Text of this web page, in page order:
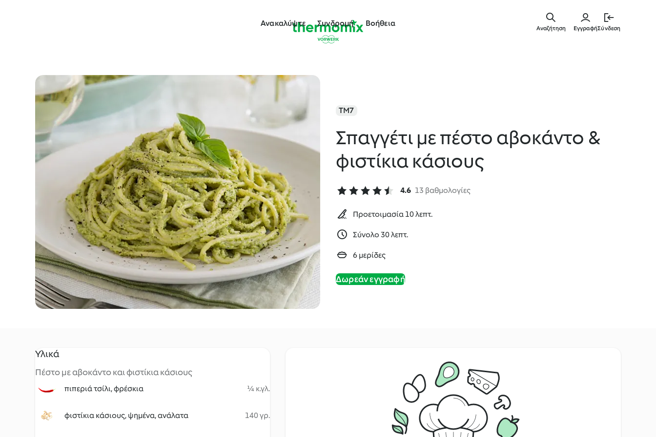
Ανακαλύψτε Συνδρομή Βοήθεια
ΕγγραφήΣύνδεση
Αναζήτηση
TM7
Σπαγγέτι με πέστο αβοκάντο &
φιστίκια κάσιους
4.6 13 βαθμολογίες
Προετοιμασία 10 λεπτ.
Σύνολο 30 λεπτ.
6 μερίδες
Δωρεάν εγγραφή
Υλικά
Πέστο με αβοκάντο και φιστίκια κάσιους
πιπεριά τσίλι, φρέσκια ¼ κ.γλ.
φιστίκια κάσιους, ψημένα, ανάλατα 140 γρ.